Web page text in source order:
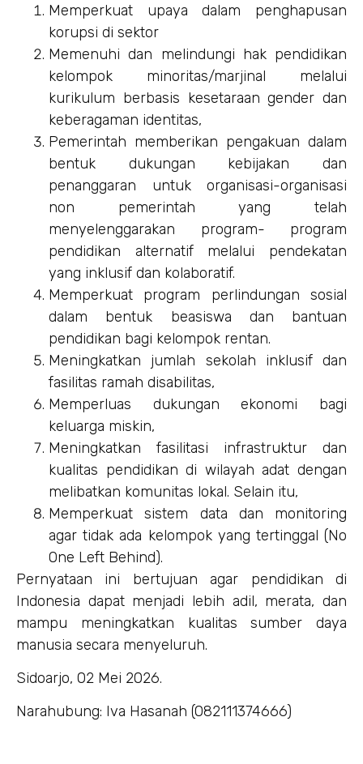
Memperkuat upaya dalam penghapusan
korupsi di sektor
Memenuhi dan melindungi hak pendidikan
kelompok minoritas/marjinal melalui
kurikulum berbasis kesetaraan gender dan
keberagaman identitas,
Pemerintah memberikan pengakuan dalam
bentuk dukungan kebijakan dan
penanggaran untuk organisasi-organisasi
non pemerintah yang telah
menyelenggarakan program- program
pendidikan alternatif melalui pendekatan
yang inklusif dan kolaboratif.
Memperkuat program perlindungan sosial
dalam bentuk beasiswa dan bantuan
pendidikan bagi kelompok rentan.
Meningkatkan jumlah sekolah inklusif dan
fasilitas ramah disabilitas,
Memperluas dukungan ekonomi bagi
keluarga miskin,
Meningkatkan fasilitasi infrastruktur dan
kualitas pendidikan di wilayah adat dengan
melibatkan komunitas lokal. Selain itu,
Memperkuat sistem data dan monitoring
agar tidak ada kelompok yang tertinggal (No
One Left Behind).
Pernyataan ini bertujuan agar pendidikan di
Indonesia dapat menjadi lebih adil, merata, dan
mampu meningkatkan kualitas sumber daya
manusia secara menyeluruh.
Sidoarjo, 02 Mei 2026.
Narahubung: Iva Hasanah (082111374666)